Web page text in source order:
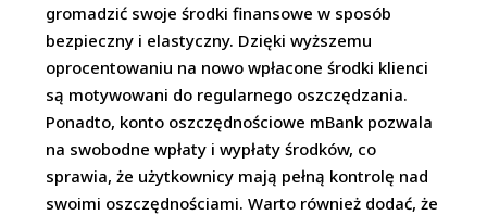
gromadzić swoje środki finansowe w sposób
bezpieczny i elastyczny. Dzięki wyższemu
oprocentowaniu na nowo wpłacone środki klienci
są motywowani do regularnego oszczędzania.
Ponadto, konto oszczędnościowe mBank pozwala
na swobodne wpłaty i wypłaty środków, co
sprawia, że użytkownicy mają pełną kontrolę nad
swoimi oszczędnościami. Warto również dodać, że